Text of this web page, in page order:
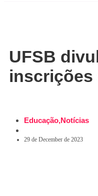
UFSB
inscrições
Educação,Notícias
29 de December de 2023